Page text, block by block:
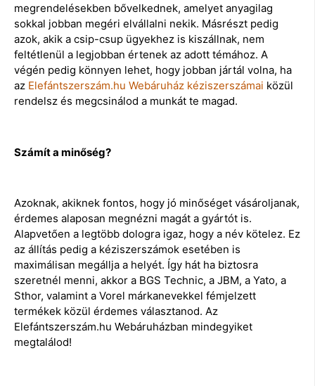
megrendelésekben bővelkednek, amelyet anyagilag
sokkal jobban megéri elvállalni nekik. Másrészt pedig
azok, akik a csip-csup ügyekhez is kiszállnak, nem
feltétlenül a legjobban értenek az adott témához. A
végén pedig könnyen lehet, hogy jobban jártál volna, ha
az Elefántszerszám.hu Webáruház kéziszerszámai közül
rendelsz és megcsinálod a munkát te magad.
Számít a minőség?
Azoknak, akiknek fontos, hogy jó minőséget vásároljanak,
érdemes alaposan megnézni magát a gyártót is.
Alapvetően a legtöbb dologra igaz, hogy a név kötelez. Ez
az állítás pedig a kéziszerszámok esetében is
maximálisan megállja a helyét. Így hát ha biztosra
szeretnél menni, akkor a BGS Technic, a JBM, a Yato, a
Sthor, valamint a Vorel márkanevekkel fémjelzett
termékek közül érdemes választanod. Az
Elefántszerszám.hu Webáruházban mindegyiket
megtalálod!